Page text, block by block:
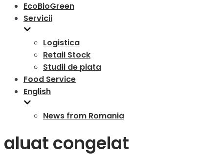
EcoBioGreen
Servicii
Logistica
Retail Stock
Studii de piata
Food Service
English
News from Romania
aluat congelat